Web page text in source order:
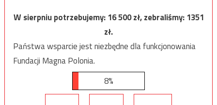
W sierpniu potrzebujemy:16 500zł, zebraliśmy:1351
zł.
Państwa wsparcie jest niezbędne dla funkcjonowania
Fundacji Magna Polonia.
8%